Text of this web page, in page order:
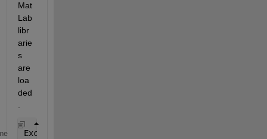
Mat
Lab
libr
arie
s
are
loa
ded
Exception